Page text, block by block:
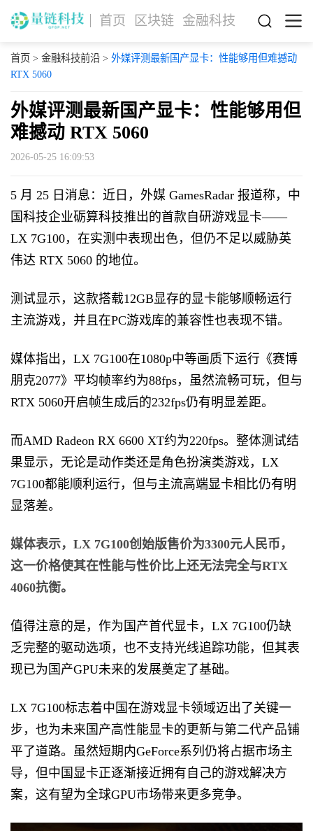
首页 区块链 金融科技
首页 > 金融科技前沿> 外媒评测最新国产显卡：性能够用但难撼动
RTX 5060
外媒评测最新国产显卡：性能够用但
难撼动 RTX 5060
2026-05-25 16:09:53
5 月 25 日消息：近日，外媒 GamesRadar 报道称，中
国科技企业砺算科技推出的首款自研游戏显卡——
LX 7G100，在实测中表现出色，但仍不足以威胁英
伟达 RTX 5060 的地位。
测试显示，这款搭载12GB显存的显卡能够顺畅运行
主流游戏，并且在PC游戏库的兼容性也表现不错。
媒体指出，LX 7G100在1080p中等画质下运行《赛博
朋克2077》平均帧率约为88fps，虽然流畅可玩，但与
RTX 5060开启帧生成后的232fps仍有明显差距。
而AMD Radeon RX 6600 XT约为220fps。整体测试结
果显示，无论是动作类还是角色扮演类游戏，LX
7G100都能顺利运行，但与主流高端显卡相比仍有明
显落差。
媒体表示，LX 7G100创始版售价为3300元人民币，
这一价格使其在性能与性价比上还无法完全与RTX
4060抗衡。
值得注意的是，作为国产首代显卡，LX 7G100仍缺
乏完整的驱动选项，也不支持光线追踪功能，但其表
现已为国产GPU未来的发展奠定了基础。
LX 7G100标志着中国在游戏显卡领域迈出了关键一
步，也为未来国产高性能显卡的更新与第二代产品铺
平了道路。虽然短期内GeForce系列仍将占据市场主
导，但中国显卡正逐渐接近拥有自己的游戏解决方
案，这有望为全球GPU市场带来更多竞争。